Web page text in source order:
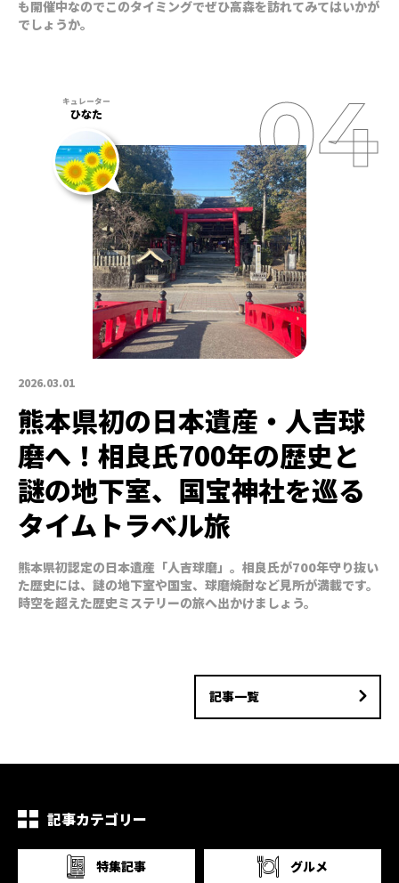
も開催中なのでこのタイミングでぜひ高森を訪れてみてはいかが
でしょうか。
2026.03.01
ひなた
熊本県初の日本遺産・人吉球
磨へ！相良氏700年の歴史と
謎の地下室、国宝神社を巡る
タイムトラベル旅
熊本県初認定の日本遺産「人吉球磨」。相良氏が700年守り抜い
た歴史には、謎の地下室や国宝、球磨焼酎など見所が満載です。
時空を超えた歴史ミステリーの旅へ出かけましょう。
記事一覧
記事カテゴリー
特集記事 グルメ